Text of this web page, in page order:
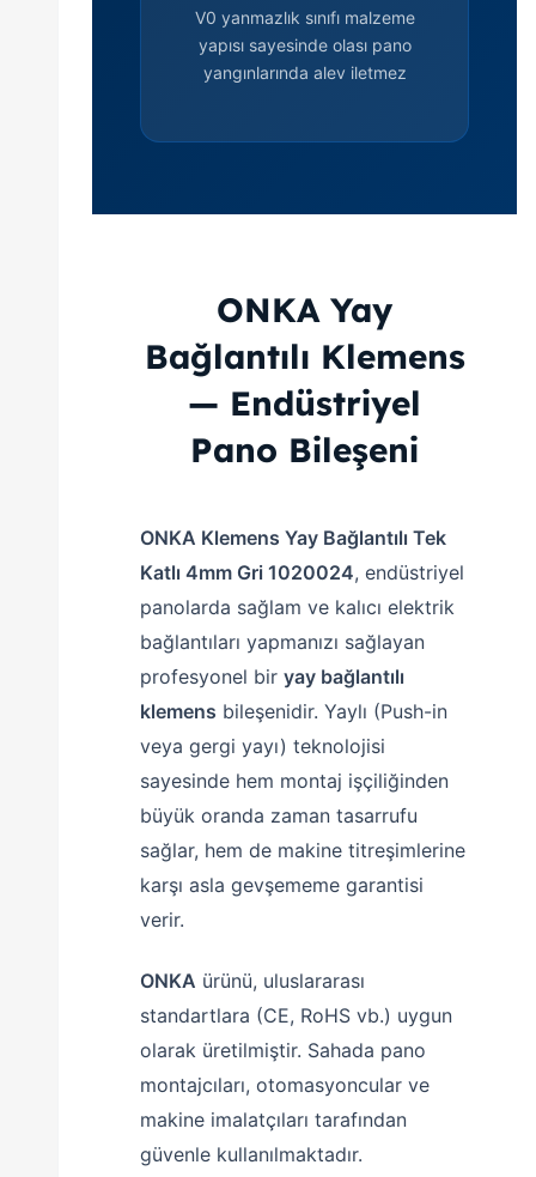
V0 yanmazlık sınıfı malzeme
yapısı sayesinde olası pano
yangınlarında alev iletmez
ONKA Yay
Bağlantılı Klemens
— Endüstriyel
Pano Bileşeni
ONKA Klemens Yay Bağlantılı Tek
Katlı 4mm Gri 1020024, endüstriyel
panolarda sağlam ve kalıcı elektrik
bağlantıları yapmanızı sağlayan
profesyonel bir yay bağlantılı
klemens bileşenidir. Yaylı (Push-in
veya gergi yayı) teknolojisi
sayesinde hem montaj işçiliğinden
büyük oranda zaman tasarrufu
sağlar, hem de makine titreşimlerine
karşı asla gevşememe garantisi
verir.
ONKA ürünü, uluslararası
standartlara (CE, RoHS vb.) uygun
olarak üretilmiştir. Sahada pano
montajcıları, otomasyoncular ve
makine imalatçıları tarafından
güvenle kullanılmaktadır.